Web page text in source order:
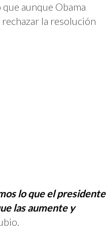
aunque Obama
la resolución
lo que el presidente
las aumente y